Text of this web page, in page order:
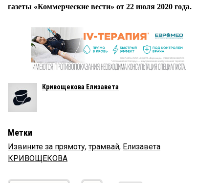
газеты «Коммерческие вести» от 22 июля 2020 года.
Кривощекова Елизавета
Метки
Извините за прямоту,трамвай, Елизавета
КРИВОЩЕКОВА